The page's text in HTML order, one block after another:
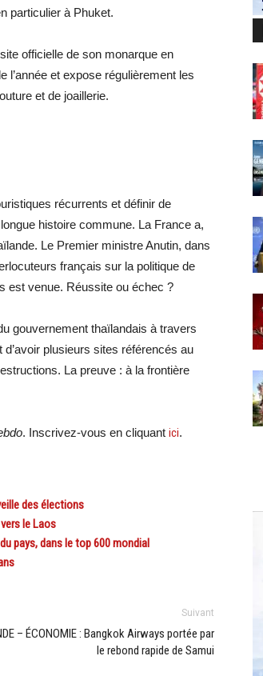
particulier à Phuket.
officielle de son monarque en
l’année et expose régulièrement les
et de joaillerie.
récurrents et définir de
histoire commune. La France a,
Le Premier ministre Anutin, dans
français sur la politique de
est venue. Réussite ou échec ?
gouvernement thaïlandais à travers
d’avoir plusieurs sites référencés au
La preuve : à la frontière
. Inscrivez-vous en cliquant ici.
des élections
le Laos
pays, dans le top 600 mondial
Suivant
– ÉCONOMIE : Bangkok Airways portée par
le rebond rapide de Samui